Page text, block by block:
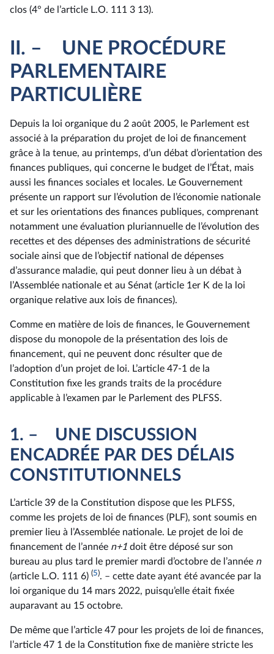
clos (4° de l’article L.O. 111 3 13).
II. – UNE PROCÉDURE
PARLEMENTAIRE
PARTICULIÈRE
Depuis la loi organique du 2 août 2005, le Parlement est
associé à la préparation du projet de loi de financement
grâce à la tenue, au printemps, d’un débat d’orientation des
finances publiques, qui concerne le budget de l’État, mais
aussi les finances sociales et locales. Le Gouvernement
présente un rapport sur l’évolution de l’économie nationale
et sur les orientations des finances publiques, comprenant
notamment une évaluation pluriannuelle de l’évolution des
recettes et des dépenses des administrations de sécurité
sociale ainsi que de l’objectif national de dépenses
d’assurance maladie, qui peut donner lieu à un débat à
l’Assemblée nationale et au Sénat (article 1er K de la loi
organique relative aux lois de finances).
Comme en matière de lois de finances, le Gouvernement
dispose du monopole de la présentation des lois de
financement, qui ne peuvent donc résulter que de
l’adoption d’un projet de loi. L’article 47-1 de la
Constitution fixe les grands traits de la procédure
applicable à l’examen par le Parlement des PLFSS.
1. – UNE DISCUSSION
ENCADRÉE PAR DES DÉLAIS
CONSTITUTIONNELS
L’article 39 de la Constitution dispose que les PLFSS,
comme les projets de loi de finances (PLF), sont soumis en
premier lieu à l’Assemblée nationale. Le projet de loi de
financement de l’année n+1 doit être déposé sur son
bureau au plus tard le premier mardi d’octobre de l’année n
(article L.O. 111 6) (5). – cette date ayant été avancée par la
loi organique du 14 mars 2022, puisqu’elle était fixée
auparavant au 15 octobre.
De même que l’article 47 pour les projets de loi de finances,
l’article 47 1 de la Constitution fixe de manière stricte les